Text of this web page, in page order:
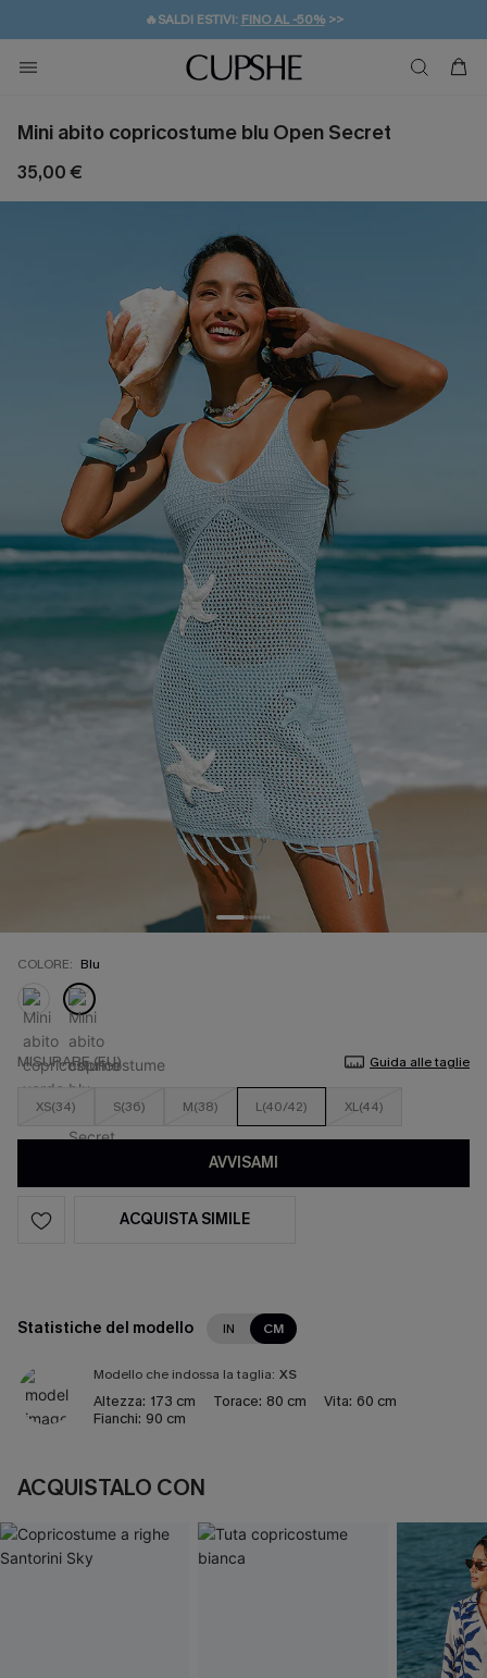
🔥SALDI ESTIVI: FINO AL -50%>>
🚚SPEDIZIONE GRATUITA DA 49€
💌REGALO PER I NUOVI: 20% DI SCONTO*
Mini abito copricostume blu Open Secret
35,00 €
COLORE: Blu
MISURARE (EU) Guida alle taglie
XS(34) S(36) M(38) L(40/42) XL(44)
AVVISAMI
ACQUISTA SIMILE
Statistiche del modello IN CM
Modello che indossa la taglia: XS
Altezza: 173 cm Torace: 80 cm Vita: 60 cm
Fianchi: 90 cm
ACQUISTALO CON